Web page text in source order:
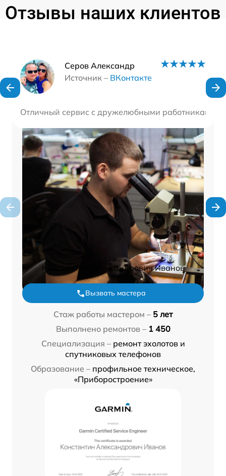
Отзывы наших клиентов
Серов Александр
Источник – ВКонтакте
Отличный сервис с дружелюбными работниками.
Наши мастера
Константин Александрович Иванов
Вызвать мастера
Стаж работы мастером – 5 лет
Выполнено ремонтов – 1 450
Специализация – ремонт эхолотов и
спутниковых телефонов
Образование – профильное техническое,
«Приборостроение»